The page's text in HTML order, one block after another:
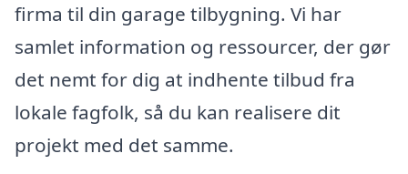
firma til din garage tilbygning. Vi har
samlet information og ressourcer, der gør
det nemt for dig at indhente tilbud fra
lokale fagfolk, så du kan realisere dit
projekt med det samme.